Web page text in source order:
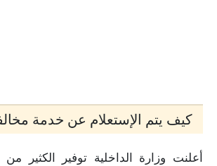
كيف يتم الإستعلام عن خدمة
أعلنت وزارة الداخلية توفير الكثير